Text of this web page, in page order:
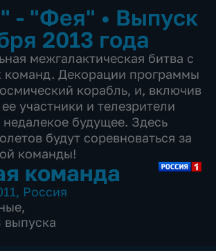
- "Фея" • Выпуск
2013 года
межгалактическая битва с
команд. Декорации программы
корабль, и, включив
участники и телезрители
недалекое будущее. Здесь
будут соревноваться за
команды!
команда
, Россия
,
выпуска